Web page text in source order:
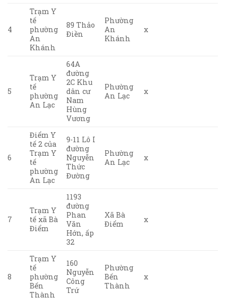
4
Trạm Y
tế
phường
An
Khánh
89 Thảo
Điền
Phường
An
Khánh
x
5
Trạm Y
tế
phường
An Lạc
64A
đường
2C Khu
dân cư
Nam
Hùng
Vương
Phường
An Lạc
x
6
Điểm Y
tế 2 của
Trạm Y
tế
phường
An Lạc
9-11 Lô I
đường
Nguyễn
Thức
Đường
Phường
An Lạc
x
7
Trạm Y
tế xã Bà
Điểm
1193
đường
Phan
Văn
Hớn, ấp
32
Xã Bà
Điểm
x
8
Trạm Y
tế
phường
Bến
Thành
160
Nguyễn
Công
Trứ
Phường
Bến
Thành
x